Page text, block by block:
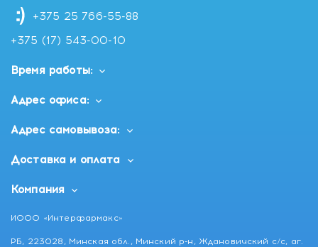
+375 25 766-55-88
+375 (17) 543-00-10
Время работы:
Адрес офиса:
Адрес самовывоза:
Доставка и оплата
Компания
ИООО «Интерфармакс»
РБ, 223028, Минская обл., Минский р-н, Ждановичский с/с, аг.